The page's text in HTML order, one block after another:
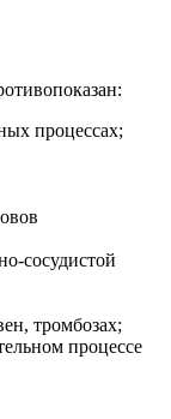
процессах;
сосудистой
тромбозах;
процессе